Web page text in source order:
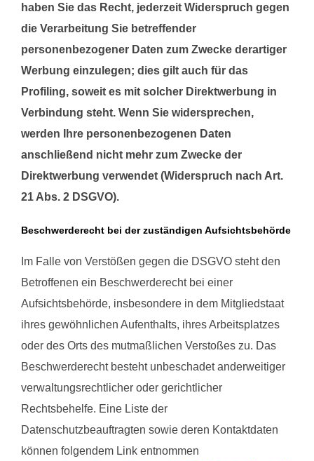
haben Sie das Recht, jederzeit Widerspruch gegen
die Verarbeitung Sie betreffender
personenbezogener Daten zum Zwecke derartiger
Werbung einzulegen; dies gilt auch für das
Profiling, soweit es mit solcher Direktwerbung in
Verbindung steht. Wenn Sie widersprechen,
werden Ihre personenbezogenen Daten
anschließend nicht mehr zum Zwecke der
Direktwerbung verwendet (Widerspruch nach Art.
21 Abs. 2 DSGVO).
Beschwerderecht bei der zuständigen Aufsichtsbehörde
Im Falle von Verstößen gegen die DSGVO steht den
Betroffenen ein Beschwerderecht bei einer
Aufsichtsbehörde, insbesondere in dem Mitgliedstaat
ihres gewöhnlichen Aufenthalts, ihres Arbeitsplatzes
oder des Orts des mutmaßlichen Verstoßes zu. Das
Beschwerderecht besteht unbeschadet anderweitiger
verwaltungsrechtlicher oder gerichtlicher
Rechtsbehelfe. Eine Liste der
Datenschutzbeauftragten sowie deren Kontaktdaten
können folgendem Link entnommen